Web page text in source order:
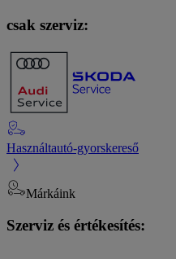
csak szerviz:
Használtautó-gyorskereső
Márkáink
Szerviz és értékesítés: